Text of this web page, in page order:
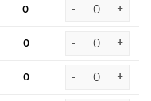
0 - +
0 - +
0 - +